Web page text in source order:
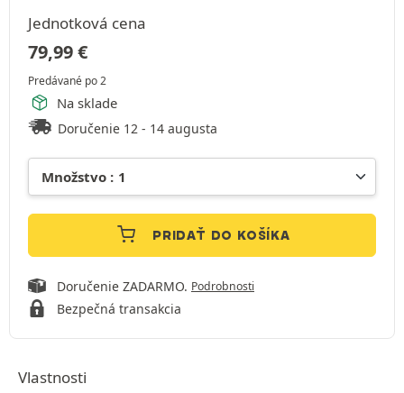
Jednotková cena
79,99€
Predávané po 2
Na sklade
Doručenie 12 - 14 augusta
PRIDAŤ DO KOŠÍKA
Doručenie ZADARMO. Podrobnosti
Bezpečná transakcia
Vlastnosti